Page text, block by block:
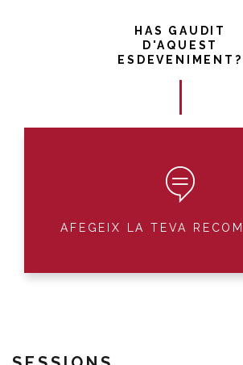
HAS GAUDIT
D'AQUEST
ESDEVENIMENT?
AFEGEIX LA TEVA